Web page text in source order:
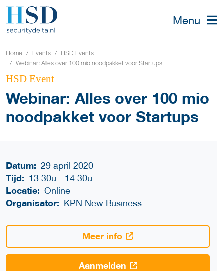
Menu
Home Events
HSD Events
Webinar: Alles over 100 mio noodpakket voor Startups
HSD Event
Webinar: Alles over 100 mio
noodpakket voor Startups
Datum: 29 april 2020
Tijd: 13:30u- 14:30u
Locatie: Online
Organisator: KPN New Business
Meer info
Aanmelden